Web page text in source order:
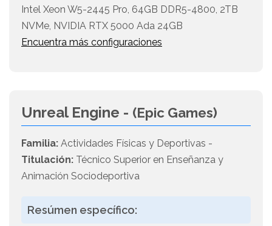
Intel Xeon W5-2445 Pro, 64GB DDR5-4800, 2TB
NVMe, NVIDIA RTX 5000 Ada 24GB
Encuentra más configuraciones
Unreal Engine - (Epic Games)
Familia: Actividades Físicas y Deportivas -
Titulación: Técnico Superior en Enseñanza y
Animación Sociodeportiva
Resúmen específico: